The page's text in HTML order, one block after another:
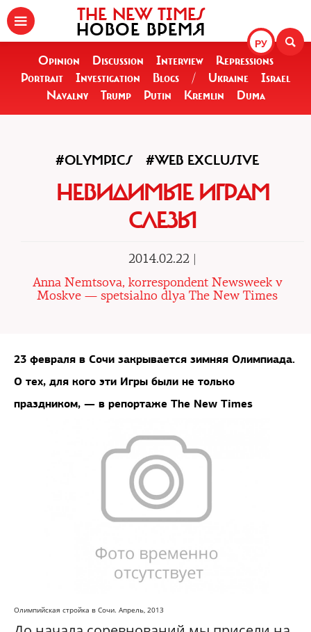
РУ
THE NEW TIMES
НОВОЕ ВРЕМЯ
Opinion Discussion Interview
Repressions
Portrait
Investigation Blogs / Ukraine
Israel
Navalny
Trump Putin Kremlin Duma
#OLYMPICS #WEB EXCLUSIVE
НЕВИДИМЫЕ ИГРАМ
СЛЕЗЫ
2014.02.22 |
Anna Nemtsova, korrespondent Newsweek v
Moskve — spetsialno dlya The New Times
23 февраля в Сочи закрывается зимняя Олимпиада.
О тех, для кого эти Игры были не только
праздником, — в репортаже The New Times
Олимпийская стройка в Сочи. Апрель, 2013